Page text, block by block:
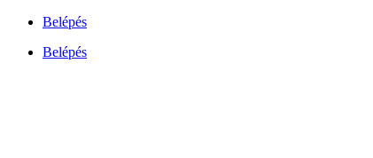
Ugrás
tartalomhoz
Belépés
Belépés